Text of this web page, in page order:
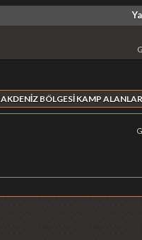
AKDENİZ BÖLGESİ KAMP